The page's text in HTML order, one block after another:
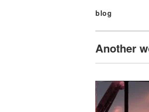
blog
Another